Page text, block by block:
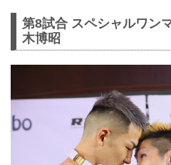
第8試合 スペシャルワン
木博昭